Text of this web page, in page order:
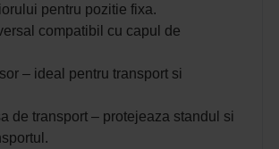
pentru pozitie fixa.
compatibil cu capul de
– ideal pentru transport si
de transport – protejeaza standul si